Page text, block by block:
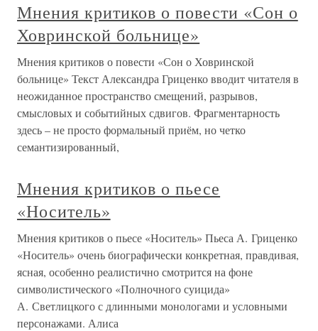
Мнения критиков о повести «Сон о
Ховринской больнице»
Мнения критиков о повести «Сон о Ховринской
больнице» Текст Александра Гриценко вводит читателя в
неожиданное пространство смещений, разрывов,
смысловых и событийных сдвигов. Фрагментарность
здесь – не просто формальный приём, но четко
семантизированный,
Мнения критиков о пьесе
«Носитель»
Мнения критиков о пьесе «Носитель» Пьеса А. Гриценко
«Носитель» очень биографически конкретная, правдивая,
ясная, особенно реалистично смотрится на фоне
символистического «Полночного суицида»
А. Светлицкого с длинными монологами и условными
персонажами. Алиса